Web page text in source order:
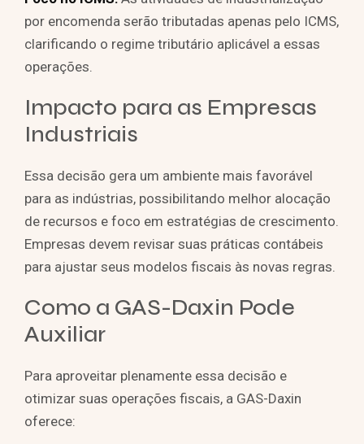
por encomenda serão tributadas apenas pelo ICMS,
clarificando o regime tributário aplicável a essas
operações.
Impacto para as Empresas
Industriais
Essa decisão gera um ambiente mais favorável
para as indústrias, possibilitando melhor alocação
de recursos e foco em estratégias de crescimento.
Empresas devem revisar suas práticas contábeis
para ajustar seus modelos fiscais às novas regras.
Como a GAS-Daxin Pode
Auxiliar
Para aproveitar plenamente essa decisão e
otimizar suas operações fiscais, a GAS-Daxin
oferece: